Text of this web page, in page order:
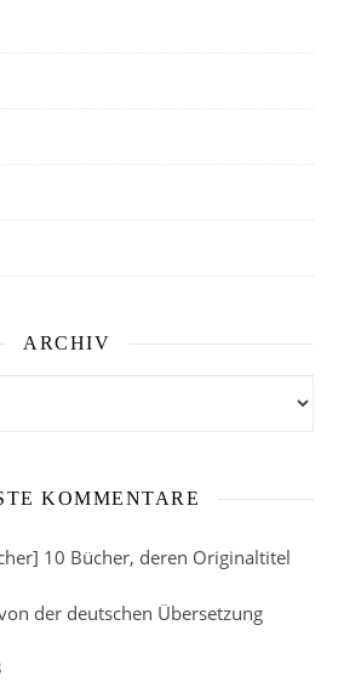
ARCHIV
KOMMENTARE
10 Bücher, deren Originaltitel
der deutschen Übersetzung